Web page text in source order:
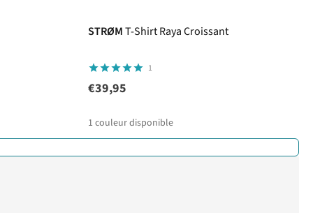
STRØMT-Shirt Raya Croissant
1
€39,95
1 couleur disponible